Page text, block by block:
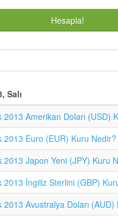
Hesapla!
Salı
2013 Amerikan Doları (USD)
2013 Euro (EUR) Kuru Nedir?
2013 Japon Yeni (JPY) Kuru
2013 İngiliz Sterlini (GBP)
2013 Avustralya Doları (AUD)